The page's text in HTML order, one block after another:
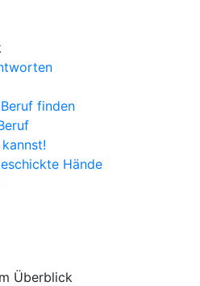
finden
Hände
Überblick